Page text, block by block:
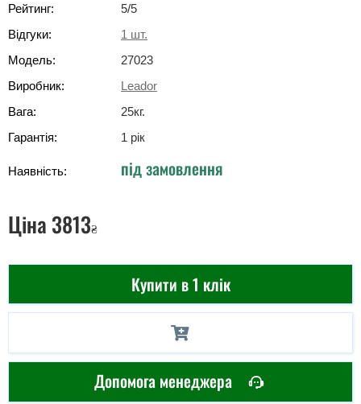
Рейтинг:
5/5
Відгуки:
1 шт.
Модель:
27023
Виробник:
Leador
Вага:
25кг.
Гарантія:
1 рік
Наявність: під замовлення
Ціна 3813₴
Купити в 1 клік
Допомога менеджера